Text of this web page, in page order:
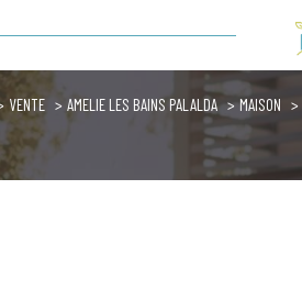
Amélie-les-Bains-Palalda
VENTE AMELIE LES BAINS PALALDA MAISON